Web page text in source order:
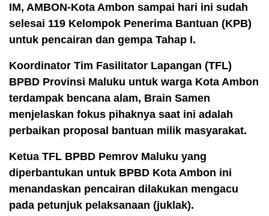
IM, AMBON-Kota Ambon sampai hari ini sudah
selesai 119 Kelompok Penerima Bantuan (KPB)
untuk pencairan dan gempa Tahap I.
Koordinator Tim Fasilitator Lapangan (TFL)
BPBD Provinsi Maluku untuk warga Kota Ambon
terdampak bencana alam, Brain Samen
menjelaskan fokus pihaknya saat ini adalah
perbaikan proposal bantuan milik masyarakat.
Ketua TFL BPBD Pemrov Maluku yang
diperbantukan untuk BPBD Kota Ambon ini
menandaskan pencairan dilakukan mengacu
pada petunjuk pelaksanaan (juklak).